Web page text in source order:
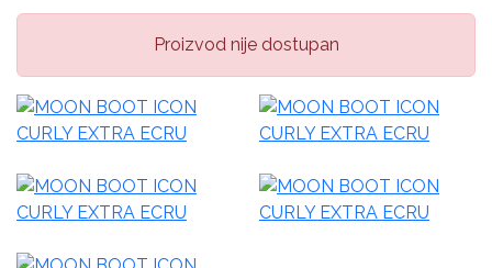
Proizvod nije dostupan